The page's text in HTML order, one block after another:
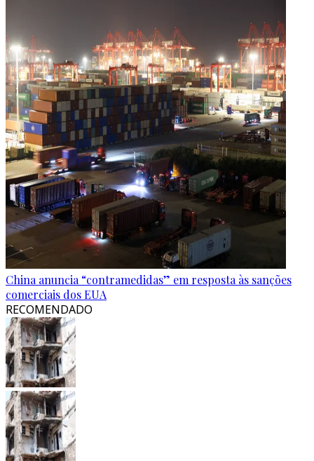
China anuncia “contramedidas” em resposta às sanções
comerciais dos EUA
RECOMENDADO